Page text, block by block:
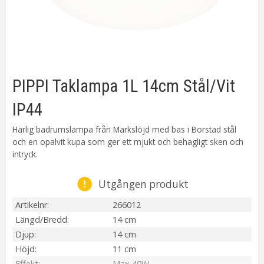
PIPPI Taklampa 1L 14cm Stål/Vit
IP44
Härlig badrumslampa från Markslöjd med bas i Borstad stål
och en opalvit kupa som ger ett mjukt och behagligt sken och
intryck.
Utgången produkt
Artikelnr
266012
Längd/Bredd
14 cm
Djup
14 cm
Höjd
11 cm